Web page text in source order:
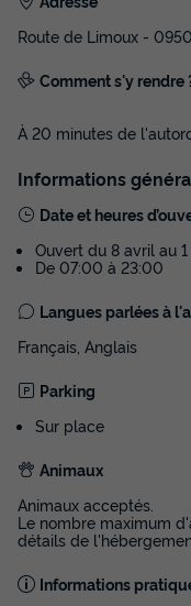
Route de Limoux -
Comment s'y rendre
À 20 minutes de
Informations
Date et heures
Ouvert du 8 avril au
De 07:00 à 23:00
Langues parlées à
Français, Anglais
Parking
Sur place
Animaux
Animaux acceptés.
Le nombre maximum
détails de
Informations